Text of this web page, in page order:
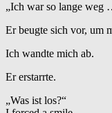
„Ich war so lange weg
Er beugte sich vor, um
Ich wandte mich ab.
Er erstarrte.
„Was ist los?“